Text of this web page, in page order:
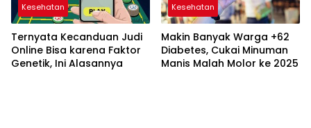
Kesehatan
Ternyata Kecanduan Judi
Online Bisa karena Faktor
Genetik, Ini Alasannya
Kesehatan
Makin Banyak Warga +62
Diabetes, Cukai Minuman
Manis Malah Molor ke 2025